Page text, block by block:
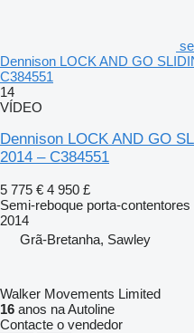
Dennison LOCK AND GO
C384551
14
VÍDEO
Dennison LOCK AND GO
2014 – C384551
5 775 € 4 950 £
Semi-reboque porta-contentores
2014
Grã-Bretanha, Sawley
Walker Movements Limited
16 anos na Autoline
Contacte o vendedor